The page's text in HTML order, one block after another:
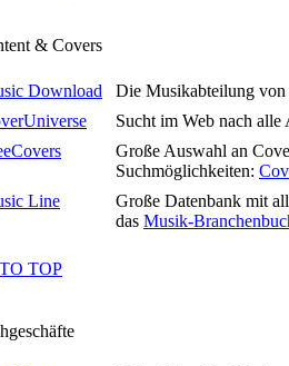
& Covers
Download
Die Musikabteilung
Sucht im Web nach
Große Auswahl an
Suchmöglichkeiten:
Line
Große Datenbank mit
das Musik-
TO TOP